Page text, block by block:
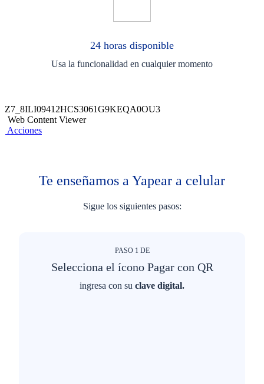
24 horas disponible
Usa la funcionalidad en cualquier momento
Z7_8ILI09412HCS3061G9KEQA0OU3
Web Content Viewer
Acciones
Te enseñamos a Yapear a celular
Sigue los siguientes pasos:
PASO 1 DE
Selecciona el ícono Pagar con QR
ingresa con su clave digital.